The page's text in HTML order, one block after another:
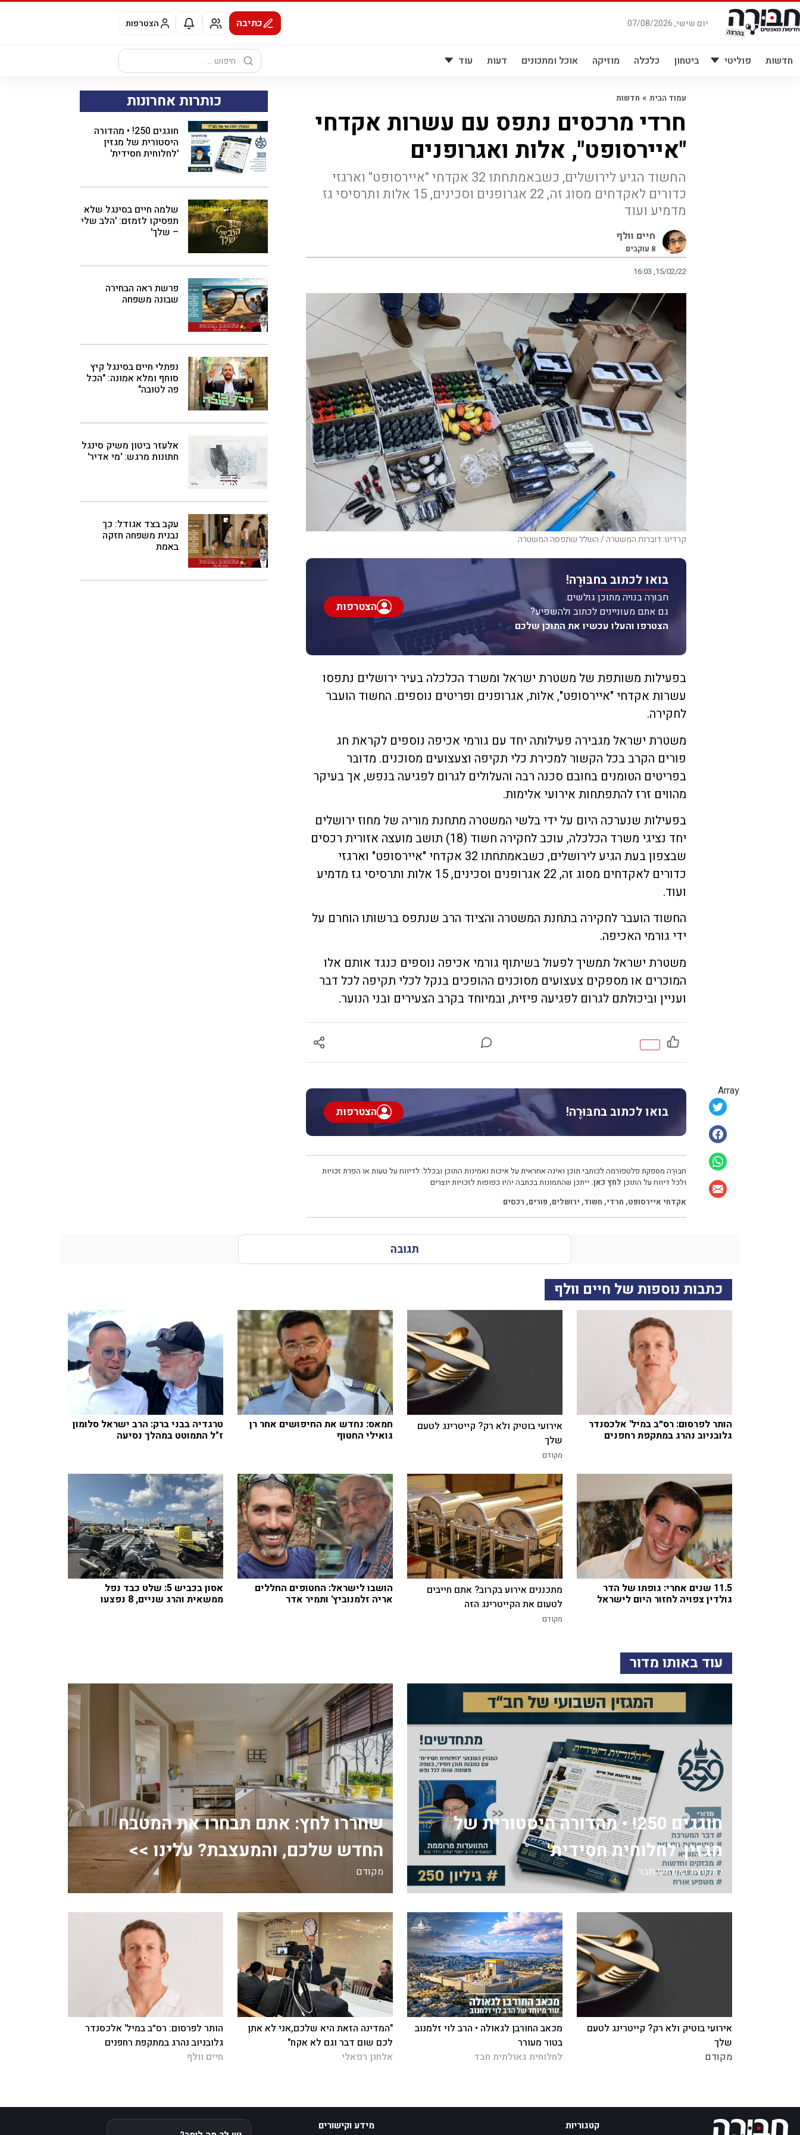
דלג
לתוכן
יום שישי, 07/08/2026 כתיבה הצטרפות
חדשות פוליטי ביטחון כלכלה מוזיקה אוכל ומתכונים דעות עוד
חיפוש:
Array
עמוד הבית » חדשות
חרדי מרכסים נתפס עם עשרות אקדחי
"איירסופט", אלות ואגרופנים
החשוד הגיע לירושלים, כשבאמתחתו 32 אקדחי "איירסופט" וארגזי
כדורים לאקדחים מסוג זה, 22 אגרופנים וסכינים, 15 אלות ותרסיסי גז
מדמיע ועוד
חיים וולף
8 עוקבים
16:03 ,15/02/22
קרדיט: דוברות המשטרה / השלל שתפסה המשטרה
בואו לכתוב בחבּוּרֶה!
חבּוּרֶה בנויה מתוכן גולשים.
גם אתם מעוניינים לכתוב ולהשפיע?
הצטרפו והעלו עכשיו את התוכן שלכם
הצטרפות
בפעילות משותפת של משטרת ישראל ומשרד הכלכלה בעיר ירושלים נתפסו
עשרות אקדחי "איירסופט", אלות, אגרופנים ופריטים נוספים. החשוד הועבר
לחקירה.
משטרת ישראל מגבירה פעילותה יחד עם גורמי אכיפה נוספים לקראת חג
פורים הקרב בכל הקשור למכירת כלי תקיפה וצעצועים מסוכנים. מדובר
בפריטים הטומנים בחובם סכנה רבה והעלולים לגרום לפגיעה בנפש, אך בעיקר
מהווים זרז להתפתחות אירועי אלימות.
בפעילות שנערכה היום על ידי בלשי המשטרה מתחנת מוריה של מחוז ירושלים
יחד נציגי משרד הכלכלה, עוכב לחקירה חשוד (18) תושב מועצה אזורית רכסים
שבצפון בעת הגיע לירושלים, כשבאמתחתו 32 אקדחי "איירסופט" וארגזי
כדורים לאקדחים מסוג זה, 22 אגרופנים וסכינים, 15 אלות ותרסיסי גז מדמיע
ועוד.
החשוד הועבר לחקירה בתחנת המשטרה והציוד הרב שנתפס ברשותו הוחרם על
ידי גורמי האכיפה.
משטרת ישראל תמשיך לפעול בשיתוף גורמי אכיפה נוספים כנגד אותם אלו
המוכרים או מספקים צעצועים מסוכנים ההופכים בנקל לכלי תקיפה לכל דבר
ועניין וביכולתם לגרום לפגיעה פיזית, ובמיוחד בקרב הצעירים ובני הנוער.
בואו לכתוב בחבּוּרֶה! הצטרפות
חבּוּרֶה מספקת פלטפורמה לכותבי תוכן ואינה אחראית על איכות ואמינות התוכן ובכלל. לדיווח על טעות או הפרת זכויות
ולכל דיווח על התוכן לחץ כאן. ייתכן שהתמונות בכתבה יהיו כפופות לזכויות יוצרים
אקדחי איירסופט, חרדי, חשוד, ירושלים, פורים, רכסים
כותרות אחרונות
חוגגים 250! • מהדורה
היסטורית של מגזין
'לחלוחית חסידית'
שלמה חיים בסינגל שלא
תפסיקו לזמזם: 'הלב שלי
– שלך'
פרשת ראה הבחירה
שבונה משפחה
נפתלי חיים בסינגל קיץ
סוחף ומלא אמונה: "הכל
פה לטובה"
אלעזר ביטון משיק סינגל
חתונות מרגש: 'מי אדיר'
עקב בצד אגודל: כך
נבנית משפחה חזקה
באמת
תגובה
כתבות נוספות של חיים וולף
הותר לפרסום: רס״ב במיל' אלכסנדר
גלובניוב נהרג במתקפת רחפנים
אירועי בוטיק ולא רק? קייטרינג לטעם
שלך
מקודם
חמאס: נחדש את החיפושים אחר רן
גואילי החטוף
טרגדיה בבני ברק: הרב ישראל סלומון
ז"ל התמוטט במהלך נסיעה
11.5 שנים אחרי: גופתו של הדר
גולדין צפויה לחזור היום לישראל
מתכננים אירוע בקרוב? אתם חייבים
לטעום את הקייטרינג הזה
מקודם
הושבו לישראל: החטופים החללים
אריה זלמנוביץ' ותמיר אדר
אסון בכביש 5: שלט כבד נפל
ממשאית והרג שניים, 8 נפצעו
עוד באותו מדור
חוגגים 250! • מהדורה היסטורית של
מגזין 'לחלוחית חסידית'
לחלוחית גאולתית חבד
שחררו לחץ: אתם תבחרו את המטבח
החדש שלכם, והמעצבת? עלינו >>
מקודם
אירועי בוטיק ולא רק? קייטרינג לטעם
שלך
מקודם
מכאב החורבן לגאולה • הרב לוי זלמנוב
בטור מעורר
לחלוחית גאולתית חבד
"המדינה הזאת היא שלכם,אני לא אתן
לכם שום דבר וגם לא אקח"
אלחנן רפאלי
הותר לפרסום: רס״ב במיל' אלכסנדר
גלובניוב נהרג במתקפת רחפנים
חיים וולף
קטגוריות מידע וקישורים